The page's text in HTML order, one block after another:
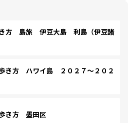
方 島旅 伊豆大島 利島（伊豆諸
き方 ハワイ島 ２０２７～２０２
き方 墨田区